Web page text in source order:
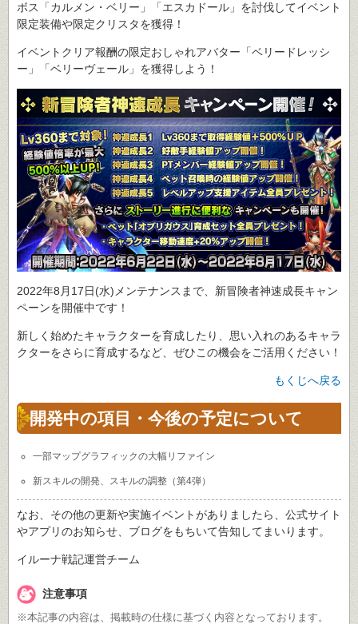
ボス「カルメン・ベリー」「エスカドール」を討伐してイベント
限定装備や限定クリスタを獲得！
イベントクリア報酬の限定おしゃれアバター「ベリードレッシ
ー」「ベリーヴェール」を獲得しよう！
2022年8月17日(水)メンテナンスまで、新冒険者神速成長キャン
ペーンを開催中です！
新しく始めたキャラクターを育成したり、思い入れのあるキャラ
クターをさらに育成するなど、ぜひこの機会をご活用ください！
もくじへ戻る
開発中の項目・今後の予定について
一部マップグラフィックの大幅リファイン
新スキルの開発、スキルの調整（第4弾）
なお、その他の更新や実施イベントがありましたら、公式サイト
やアプリのお知らせ、ブログをもちいて告知してまいります。
イルーナ戦記運営チーム
注意事項
※本記事の内容は、掲載時の仕様に基づく内容となっております。